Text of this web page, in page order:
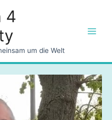
4
um die Welt